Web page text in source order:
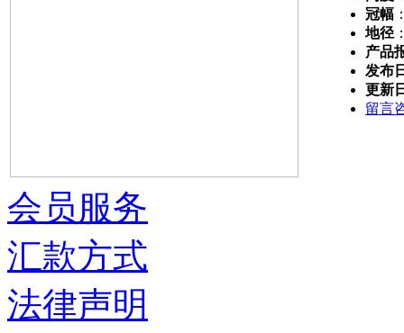
冠幅
地径
产品
发布
更新
留言
会员服务
汇款方式
法律声明